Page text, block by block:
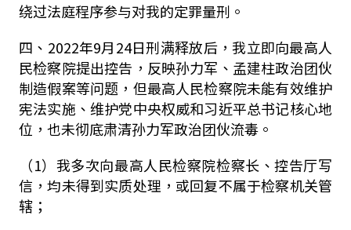
绕过法庭程序参与对我的定罪量刑。
四、2022年9月24日刑满释放后，我立即向最高人
民检察院提出控告，反映孙力军、孟建柱政治团伙
制造假案等问题，但最高人民检察院未能有效维护
宪法实施、维护党中央权威和习近平总书记核心地
位，也未彻底肃清孙力军政治团伙流毒。
（1）我多次向最高人民检察院检察长、控告厅写
信，均未得到实质处理，或回复不属于检察机关管
辖；